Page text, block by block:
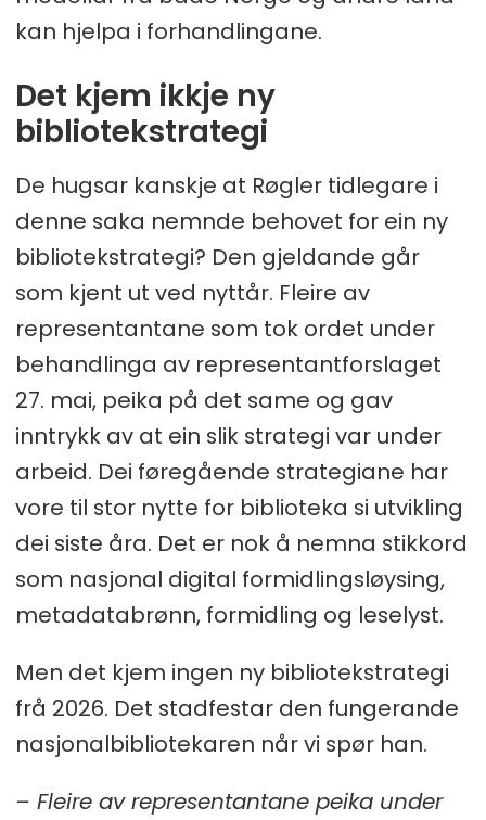
kan hjelpa i forhandlingane.
Det kjem ikkje ny
bibliotekstrategi
De hugsar kanskje at Røgler tidlegare i
denne saka nemnde behovet for ein ny
bibliotekstrategi? Den gjeldande går
som kjent ut ved nyttår. Fleire av
representantane som tok ordet under
behandlinga av representantforslaget
27. mai, peika på det same og gav
inntrykk av at ein slik strategi var under
arbeid. Dei føregående strategiane har
vore til stor nytte for biblioteka si utvikling
dei siste åra. Det er nok å nemna stikkord
som nasjonal digital formidlingsløysing,
metadatabrønn, formidling og leselyst.
Men det kjem ingen ny bibliotekstrategi
frå 2026. Det stadfestar den fungerande
nasjonalbibliotekaren når vi spør han.
– Fleire av representantane peika under